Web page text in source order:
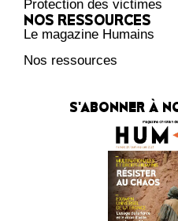
Protection des victimes
NOS RESSOURCES
Le magazine Humains
Nos ressources
S'ABONNER À